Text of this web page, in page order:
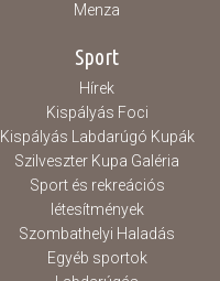
Menza
Sport
Hírek
Kispályás Foci
Kispályás Labdarúgó Kupák
Szilveszter Kupa Galéria
Sport és rekreációs
létesítmények
Szombathelyi Haladás
Egyéb sportok